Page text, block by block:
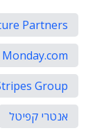
Partners
Monday.com
Group
אנטרי קפיטל